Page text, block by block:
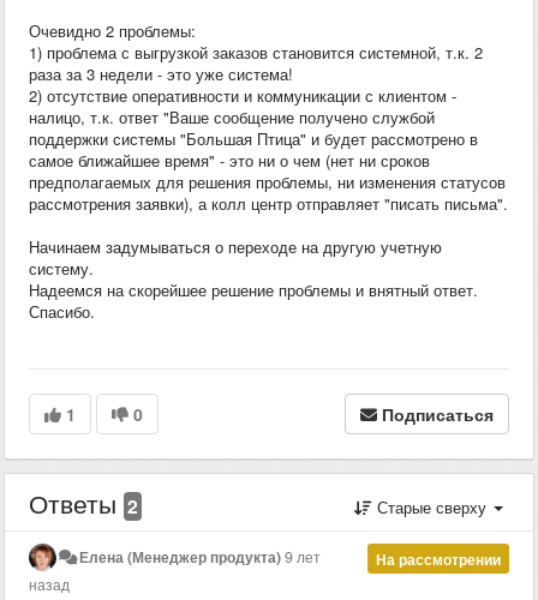
Очевидно 2 проблемы:
1) проблема с выгрузкой заказов становится системной, т.к. 2
раза за 3 недели - это уже система!
2) отсутствие оперативности и коммуникации с клиентом -
налицо, т.к. ответ "Ваше сообщение получено службой
поддержки системы "Большая Птица" и будет рассмотрено в
самое ближайшее время" - это ни о чем (нет ни сроков
предполагаемых для решения проблемы, ни изменения статусов
рассмотрения заявки), а колл центр отправляет "писать письма".
Начинаем задумываться о переходе на другую учетную
систему.
Надеемся на скорейшее решение проблемы и внятный ответ.
Спасибо.
1 0 Подписаться
Ответы 2 Старые сверху
На рассмотрении
Елена (Менеджер продукта)9 лет
назад